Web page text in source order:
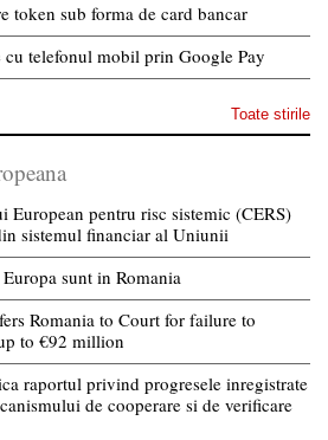
token sub forma de card bancar
telefonul mobil prin Google Pay
Toate stirile
European pentru risc sistemic (CERS)
sistemul financiar al Uniunii
sunt in Romania
Romania to Court for failure to
to €92 million
raportul privind progresele inregistrate
de cooperare si de verificare